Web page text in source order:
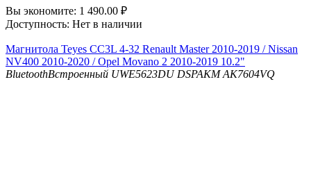
Вы экономите: 1 490.00 ₽
Доступность: Нет в наличии
Магнитола Teyes CC3L 4-32 Renault Master 2010-2019 / Nissan
NV400 2010-2020 / Opel Movano 2 2010-2019 10.2"
BluetoothВстроенный UWE5623DU DSPAKM AK7604VQ